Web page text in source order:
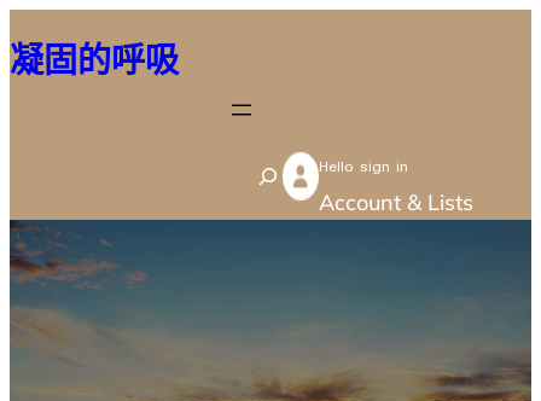
至
容
凝固的呼吸
S
e
Hello sign in
Account & Lists